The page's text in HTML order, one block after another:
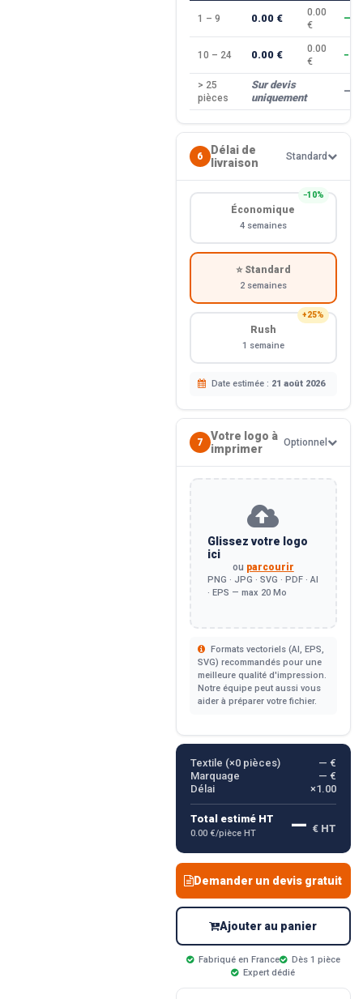
1 – 9 0.00 €
0.00
€
—
10 – 24 0.00 €
0.00
€
> 25
pièces
Sur devis
uniquement
—
6
Délai de
livraison
Standard
−10%
Économique
4 semaines
⭐ Standard
2 semaines
+25%
Rush
1 semaine
Date estimée : 21 août 2026
7
Votre logo à
imprimer
Optionnel
Glissez votre logo
ici
ou parcourir
PNG · JPG · SVG · PDF · AI
· EPS — max 20 Mo
Formats vectoriels (AI, EPS,
SVG) recommandés pour une
meilleure qualité d'impression.
Notre équipe peut aussi vous
aider à préparer votre fichier.
Textile (×0pièces)
— €
Marquage
— €
Délai
×1.00
Total estimé HT
0.00 €/pièce HT — € HT
Demander un devis gratuit
Ajouter au panier
Fabriqué en France
Dès 1 pièce
Expert dédié